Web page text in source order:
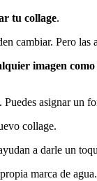
tu collage.
cambiar. Pero
imagen
asignar un
collage.
a darle un
marca de